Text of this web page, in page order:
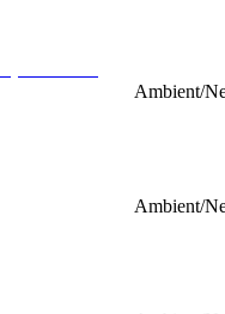
Ambient/
Ambient/